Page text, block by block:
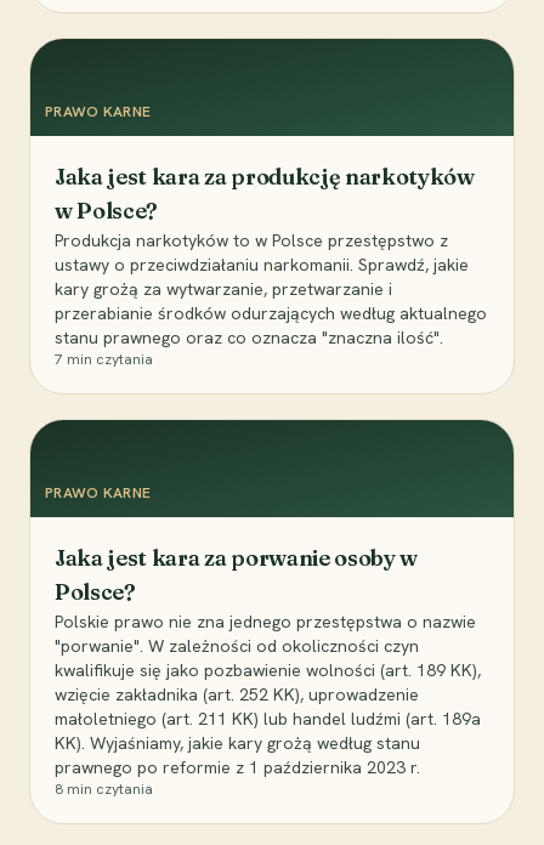
PRAWO KARNE
Jaka jest kara za produkcję narkotyków
w Polsce?
Produkcja narkotyków to w Polsce przestępstwo z
ustawy o przeciwdziałaniu narkomanii. Sprawdź, jakie
kary grożą za wytwarzanie, przetwarzanie i
przerabianie środków odurzających według aktualnego
stanu prawnego oraz co oznacza "znaczna ilość".
7 min czytania
PRAWO KARNE
Jaka jest kara za porwanie osoby w
Polsce?
Polskie prawo nie zna jednego przestępstwa o nazwie
"porwanie". W zależności od okoliczności czyn
kwalifikuje się jako pozbawienie wolności (art. 189 KK),
wzięcie zakładnika (art. 252 KK), uprowadzenie
małoletniego (art. 211 KK) lub handel ludźmi (art. 189a
KK). Wyjaśniamy, jakie kary grożą według stanu
prawnego po reformie z 1 października 2023 r.
8 min czytania